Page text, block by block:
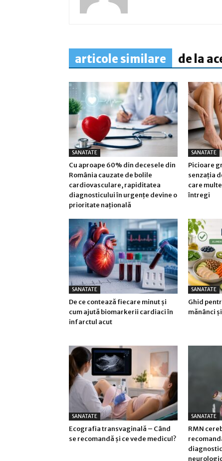
articole similare de la
SANATATE
Cu aproape 60% din decesele din
România cauzate de bolile
cardiovasculare, rapiditatea
diagnosticului în urgențe devine o
prioritate națională
SANATATE
Picioare
senzația
care
întregi
SANATATE
De ce contează fiecare minut și
cum ajută biomarkerii cardiaci în
infarctul acut
SANATATE
Ghid
mănânci
SANATATE
Ecografia transvaginală – Când
se recomandă și ce vede medicul?
SANATATE
RMN